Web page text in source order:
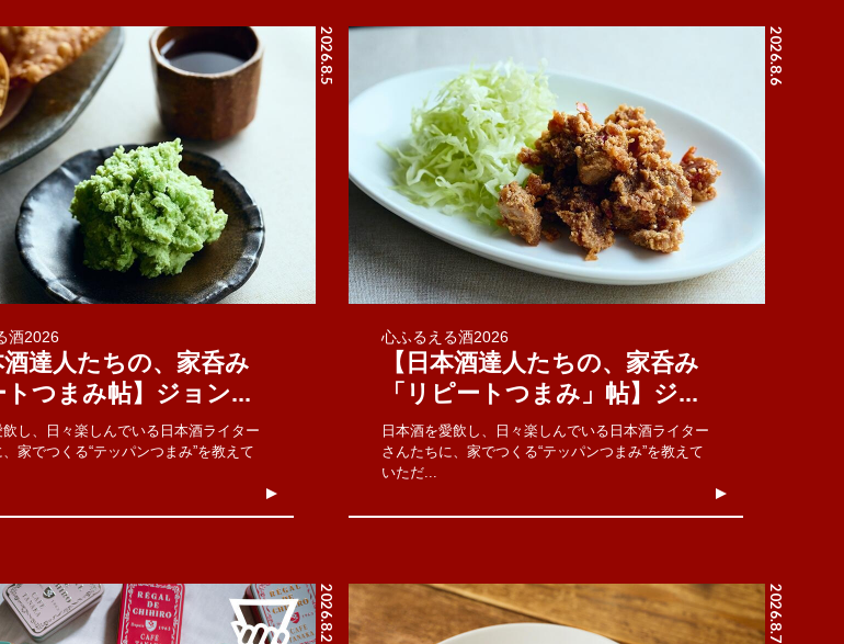
2026.8.5
酒2026
酒達人たちの、家呑み
トつまみ帖】ジョン...
飲し、日々楽しんでいる日本酒ライター
家でつくる“テッパンつまみ”を教えて
2026.8.6
心ふるえる酒2026
【日本酒達人たちの、家呑み
「リピートつまみ」帖】ジ...
日本酒を愛飲し、日々楽しんでいる日本酒ライター
さんたちに、家でつくる“テッパンつまみ”を教えて
いただ...
2026.8.2 2026.8.7